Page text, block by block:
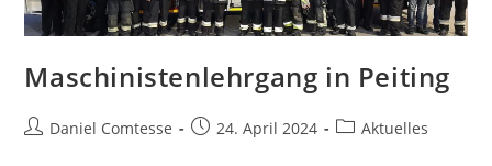
Maschinistenlehrgang in Peiting
Beitrags-
Daniel Comtesse
Beitrag24. April 2024
Beitrags-
Aktuelles